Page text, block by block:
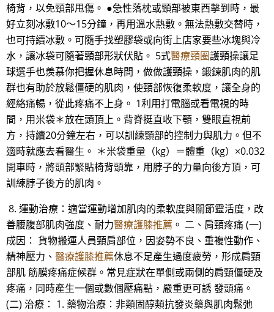
椅背，以免頸部甩傷。 ●急性落枕或頸部被東西擊到時，最
好立刻冰敷10～15分鐘，再用溫水熱敷。無法熱敷交替時，
也可持續冰敷。可隨手找塑膠袋或向街上店家要些冰塊與冷
水，讓冰袋可隨著頸部形狀伏貼。 5式醫療頸圈護頸操讓足
球選手也羨慕你把握休息時間，做做護頸操，鍛鍊肌肉的肌
群也有助於放鬆僵硬的肌肉，使頸部恢復柔軟度，讓全身的
經絡痛暢，從此疼痛不上身。 1利用打電腦或看電視的時
間，用米袋＊放在頭頂上。背脊挺直收下顎，雙眼直視前
方，持續20分鐘左右，可以訓練頸部的控制力與肌力。但不
適時就應去看醫生。 ＊米袋重量（kg）＝體重（kg）×0.032
開車時，將頭部緊貼椅背頭靠，用脖子的力量向後方頂，可
訓練脖子後方的肌肉。
8. 運動治療：適當運動增加肌肉的柔軟度與關節靈活度，改
善腰腹部肌肉強度、耐力醫療護膝推薦 。 二、肩頸疼痛 (一)
成因： 貨物搬運人員頸肩部位，因姿勢不良、重複性動作、
精神壓力、 醫療護膝推薦休息不足產生過度疲勞，形成肩頸
部肌 筋膜疼痛症候群。常見症狀在單側或兩側的肩頸僵硬及
疼痛，同時產生一個或數個壓痛點，嚴重更可誘 發頭痛。
(二) 治療： 1. 藥物治療：非類固醇類抗發炎藥與肌肉鬆弛